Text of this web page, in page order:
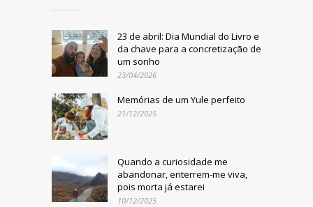
23 de abril: Dia Mundial do Livro e
da chave para a concretização de
um sonho
23/04/2026
Memórias de um Yule perfeito
21/12/2025
Quando a curiosidade me
abandonar, enterrem-me viva,
pois morta já estarei
10/12/2025